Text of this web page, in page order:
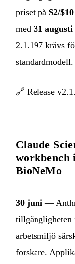
priset på $2/
med 31 augusti
2.1.197 krävs
standardmodell.
🔗 Release
Claude
workbench
BioNeMo
30 juni —
tillgängligheten
arbetsmiljö
forskare.